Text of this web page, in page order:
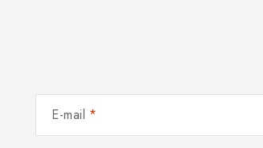
E-mail